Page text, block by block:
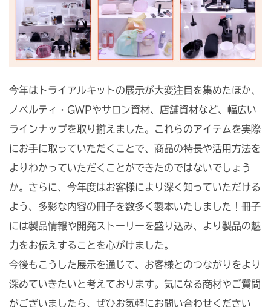
今年はトライアルキットの展示が大変注目を集めたほか、
ノベルティ・GWPやサロン資材、店舗資材など、幅広い
ラインナップを取り揃えました。これらのアイテムを実際
にお手に取っていただくことで、商品の特長や活用方法を
よりわかっていただくことができたのではないでしょう
か。さらに、今年度はお客様により深く知っていただける
よう、多彩な内容の冊子を数多く製本いたしました！冊子
には製品情報や開発ストーリーを盛り込み、より製品の魅
力をお伝えすることを心がけました。
今後もこうした展示を通じて、お客様とのつながりをより
深めていきたいと考えております。気になる商材やご質問
がございましたら、ぜひお気軽にお問い合わせください